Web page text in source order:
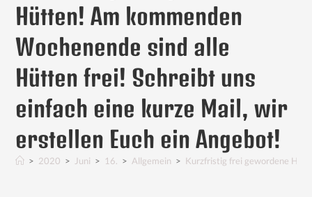
Hütten! Am kommenden
Wochenende sind alle
Hütten frei! Schreibt uns
einfach eine kurze Mail, wir
erstellen Euch ein Angebot!
> 2020 > Juni > 16. > Allgemein > Kurzfristig frei gewordene